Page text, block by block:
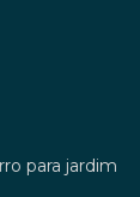
para jardim